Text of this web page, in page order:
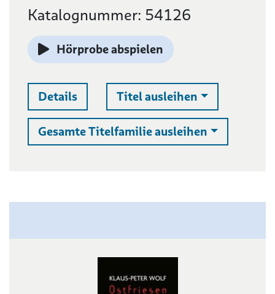
Katalognummer: 54126
Hörprobe abspielen
Details Titel ausleihen Auswahlliste
Gesamte Titelfamilie ausleihen